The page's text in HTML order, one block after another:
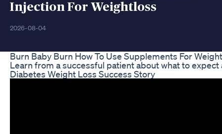
Injection For Weightloss
2026-08-04
Burn Baby Burn How To Use Supplements For
Learn from a successful patient about what to
Diabetes Weight Loss Success Story